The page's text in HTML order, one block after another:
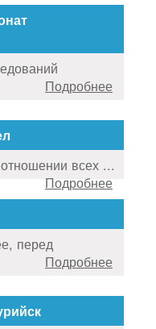
Подробнее
всех ...
Подробнее
перед
Подробнее